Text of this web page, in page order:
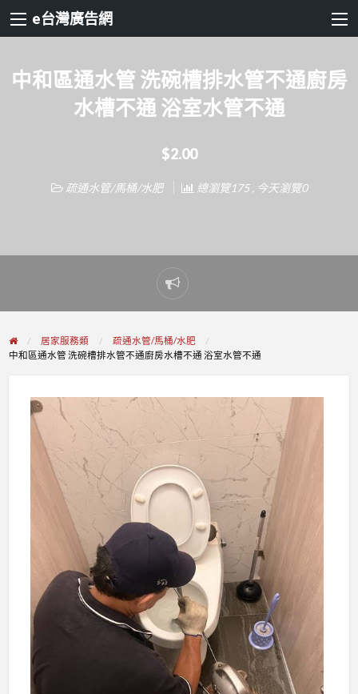
e台灣廣告網
中和區通水管 洗碗槽排水管不通廚房
水槽不通 浴室水管不通
$2.00
疏通水管/馬桶/水肥 總瀏覽175 , 今天瀏覽0
Report
problem
居家服務類
疏通水管/馬桶/水肥
中和區通水管 洗碗槽排水管不通廚房水槽不通 浴室水管不通